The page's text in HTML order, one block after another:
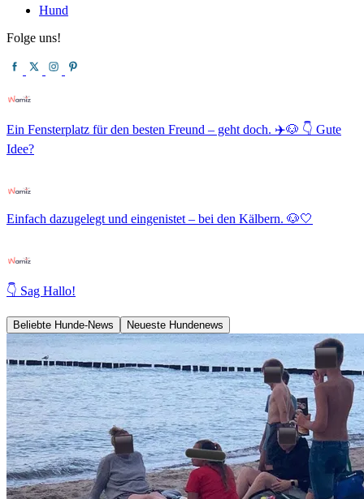
Hund
Folge uns!
Ein Fensterplatz für den besten Freund – geht doch. ✈️🐶 👇 Gute
Idee?
Einfach dazugelegt und eingenistet – bei den Kälbern. 🐶🤍
👇 Sag Hallo!
Beliebte Hunde-News Neueste Hundenews